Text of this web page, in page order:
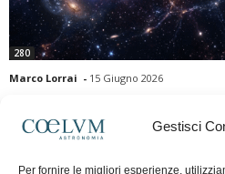
Gestisci
Per fornire le migliori esperienze,
280
Marco Lorrai - 15 Giugno 2026
moderna: due particelle possono
la distanza che le separa. Gli esperimenti
previsioni della meccanica quantistica.